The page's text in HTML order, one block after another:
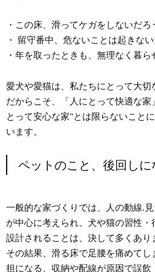
・この床、滑ってケガをしないだろ
・ 留守番中、危ないことは起きな
・年を取ったときも、無理なく暮
愛犬や愛猫は、私たちにとって大切
だからこそ、「人にとって快適な
とって安心な家"とは限らないこと
います。
ペットのこと、後回し
一般的な家づくりでは、人の動線.
が中心に考えられ、犬や猫の習性
設計されることは、決して多くあり
その結果、滑る床で足腰を痛めて
担になる、収納や配線が原因で誤